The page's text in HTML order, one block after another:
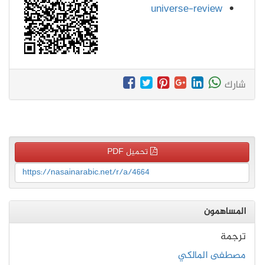
universe-review
شارك
تحميل PDF
https://nasainarabic.net/r/a/4664
المساهمون
ترجمة
مصطفى المالكي